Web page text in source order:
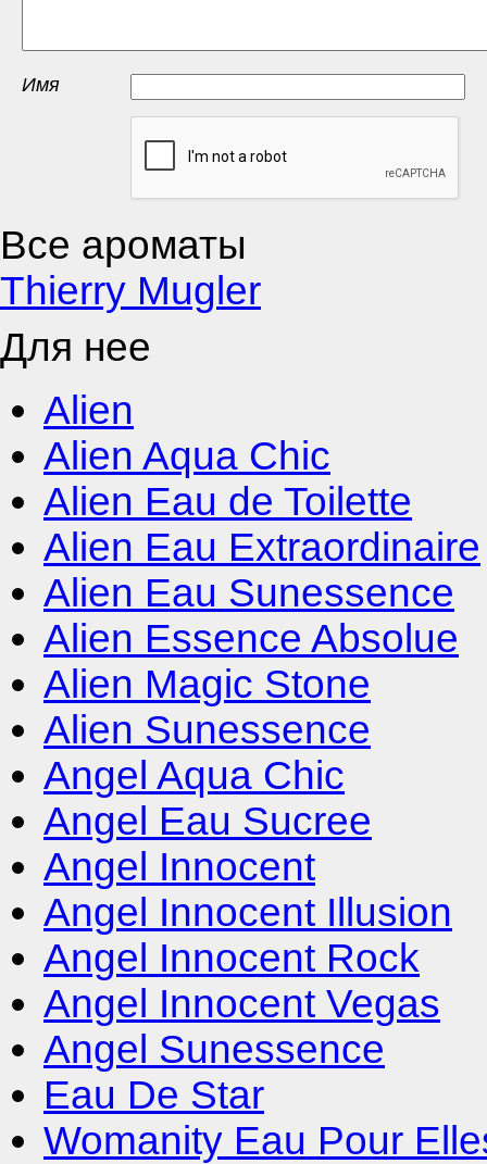
Имя
Все ароматы
Thierry Mugler
Для нее
Alien
Alien Aqua Chic
Alien Eau de Toilette
Alien Eau Extraordinaire
Alien Eau Sunessence
Alien Essence Absolue
Alien Magic Stone
Alien Sunessence
Angel Aqua Chic
Angel Eau Sucree
Angel Innocent
Angel Innocent Illusion
Angel Innocent Rock
Angel Innocent Vegas
Angel Sunessence
Eau De Star
Womanity Eau Pour